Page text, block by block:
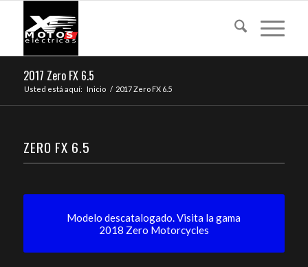
2017 Zero FX 6.5
Usted está aquí: Inicio / 2017 Zero FX 6.5
ZERO FX 6.5
Modelo descatalogado. Visita la gama
2018 Zero Motorcycles